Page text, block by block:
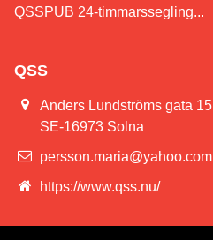
QSSPUB 24-timmarssegling...
QSS
Anders Lundströms gata 15
SE-16973 Solna
persson.maria@yahoo.com
https://www.qss.nu/